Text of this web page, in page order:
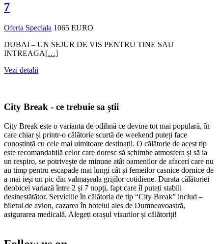
7
Oferta Speciala 1065 EURO
DUBAI – UN SEJUR DE VIS PENTRU TINE SAU
INTREAGA[…]
Vezi detalii
City Break - ce trebuie sa știi
City Break este o varianta de odihnă ce devine tot mai populară, în
care chiar și printr-o călătorie scurtă de weekend puteți face
cunoștință cu cele mai uimitoare destinații. O călătorie de acest tip
este recomandabilă celor care doresc să schimbe atmosfera și să ia
un respiro, se potrivește de minune atât oamenilor de afaceri care nu
au timp pentru escapade mai lungi cât și femeilor casnice dornice de
a mai ieși un pic din valmașeala grijilor cotidiene. Durata călătoriei
deobicei variază între 2 și 7 nopți, fapt care îl puteți stabili
desinestătător. Serviciile în călătoria de tip “City Break” includ –
biletul de avion, cazarea în hotelul ales de Dumneavoastră,
asigurarea medicală. Alegeți orașul visurilor și călătoriți!